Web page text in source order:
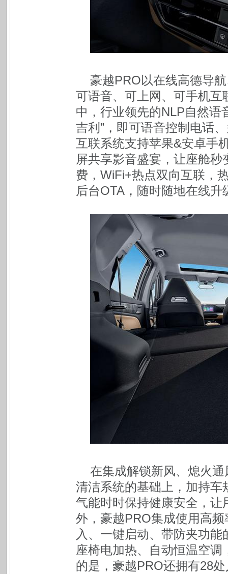
豪越PRO以在线高德导
可语音、可上网、可手机
中，行业领先的NLP自然语
吉利”，即可语音控制电话
互联系统支持苹果&安卓手
屏共享影音盛宴，让座舱
费，WiFi+热点双向互联，
后台OTA，随时随地在线
在集成解锁新风、熄火
清洁系统的基础上，加持
气能时时保持健康安全，
外，豪越PRO集成使用高
入、一键启动、带防夹功
座椅电加热、自动恒温空
的是，豪越PRO还拥有28